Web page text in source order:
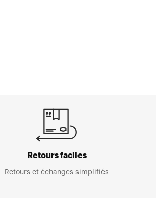
Retours faciles
Retours et échanges simplifiés